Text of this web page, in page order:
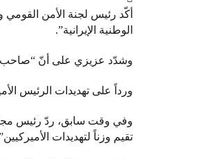
أكّد رئيس لجنة الأمن
الوطنية الإيرانية”.
وشدّد عزيزي على أنّ “صاحب
ورداً على تهديدات الرئيس
وفي وقت سابق، ردّ رئيس مجلس
تقيم وزناً لتهديدات